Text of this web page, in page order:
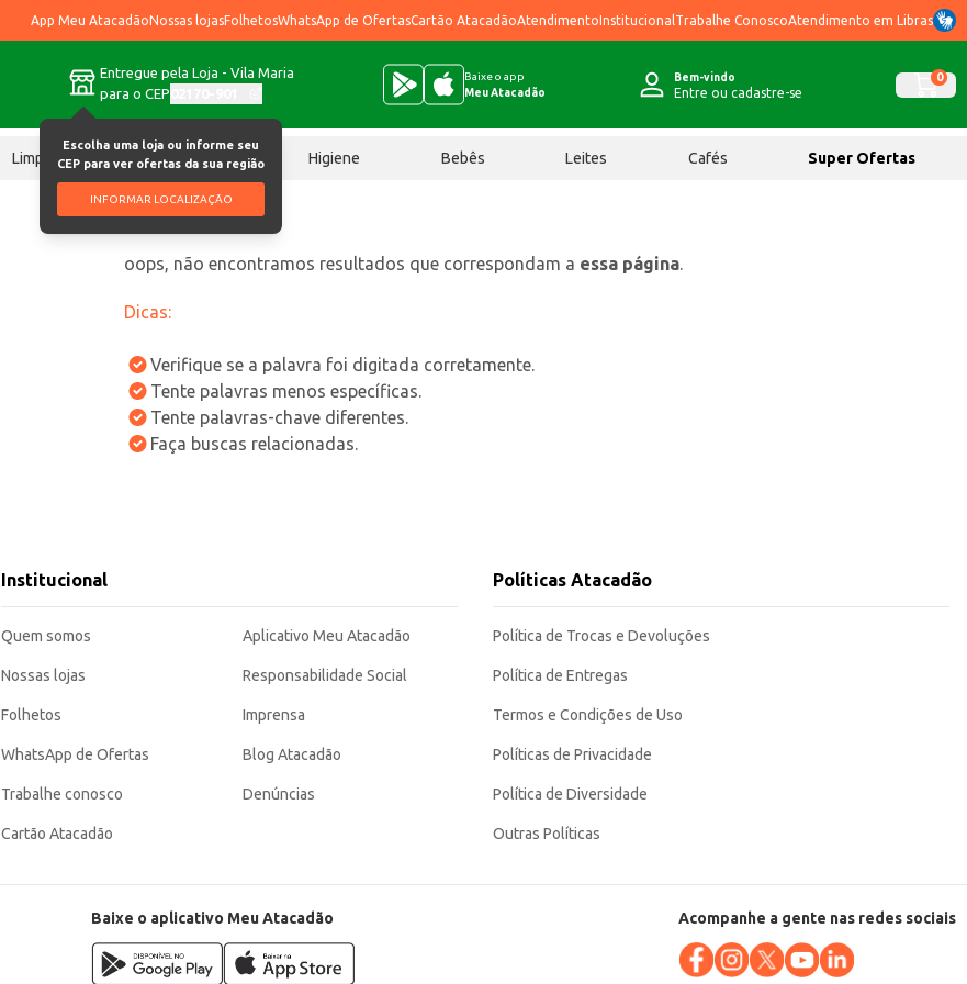
App Meu AtacadãoNossas lojasFolhetosWhatsApp de OfertasCartão AtacadãoAtendimentoInstitucional Trabalhe ConoscoAtendimento em Libras
Entregue pela Loja - Vila Maria
para o CEP
Escolha uma loja ou informe seu
CEP para ver ofertas da sua região
INFORMAR LOCALIZAÇÃO
Baixe o app
Meu Atacadão
Bem-vindo
Entre ou cadastre-se
0
Limpeza Chocolates Higiene Bebês Leites Cafés Super Ofertas
oops, não encontramos resultados que correspondam a essa página.
Dicas:
Verifique se a palavra foi digitada corretamente.
Tente palavras menos específicas.
Tente palavras-chave diferentes.
Faça buscas relacionadas.
Institucional
Quem somos
Nossas lojas
Folhetos
WhatsApp de Ofertas
Trabalhe conosco
Cartão Atacadão
Aplicativo Meu Atacadão
Responsabilidade Social
Imprensa
Blog Atacadão
Denúncias
Políticas Atacadão
Política de Trocas e Devoluções
Política de Entregas
Termos e Condições de Uso
Políticas de Privacidade
Política de Diversidade
Outras Políticas
Baixe o aplicativo Meu Atacadão Acompanhe a gente nas redes sociais